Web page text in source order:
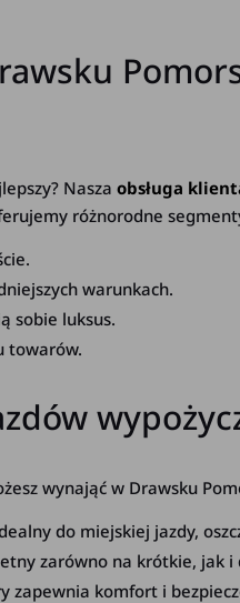
Naszaobsługa
różnorodne
warunkach.
sobie luksus.
towarów.
wynająć w Drawsku
do miejskiej jazdy,
zarówno na krótkie, jak i
zapewnia komfort i